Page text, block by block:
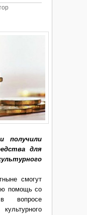
получили
для
смогут
помощь со
вопросе